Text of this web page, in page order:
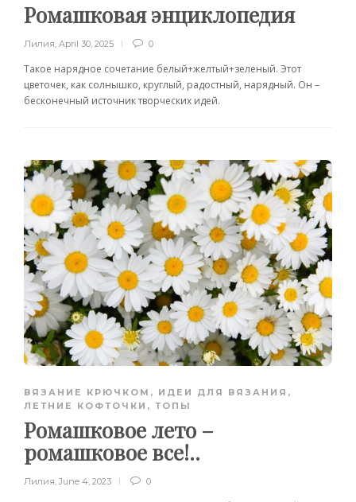
Ромашковая энциклопедия
Лилия, April 30, 2025 0
Такое нарядное сочетание белый+желтый+зеленый. Этот
цветочек, как солнышко, круглый, радостный, нарядный. Он –
бесконечный источник творческих идей.
ВЯЗАНИЕ КРЮЧКОМ , ИДЕИ ДЛЯ ВЯЗАНИЯ ,
ЛЕТНИЕ КОФТОЧКИ, ТОПЫ
Ромашковое лето –
ромашковое все!..
Лилия June 4, 2023 0